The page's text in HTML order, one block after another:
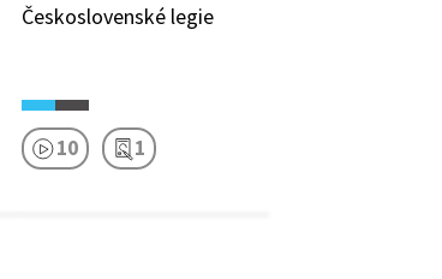
Československé legie
10 1